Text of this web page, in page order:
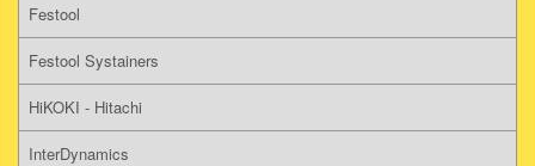
Festool
Festool Systainers
HiKOKI - Hitachi
InterDynamics